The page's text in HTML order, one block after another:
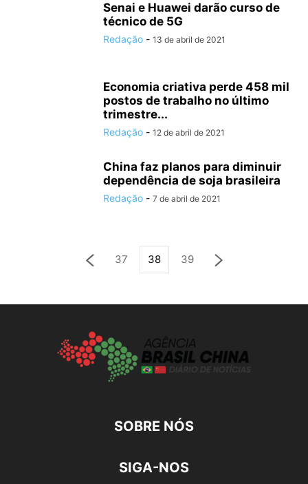
Senai e Huawei darão curso de
técnico de 5G
Redação - 13 de abril de 2021
Economia criativa perde 458 mil
postos de trabalho no último
trimestre...
Redação - 12 de abril de 2021
China faz planos para diminuir
dependência de soja brasileira
Redação - 7 de abril de 2021
37 38 39
SOBRE NÓS
SIGA-NOS